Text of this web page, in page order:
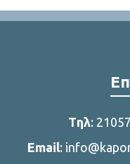
Tηλ:
Email: